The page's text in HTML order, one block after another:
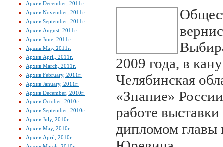
Архив December, 2011г.
Архив November, 2011г.
Архив September, 2011г.
Архив August, 2011г.
Архив June, 2011г.
Архив May, 2011г.
Архив April, 2011г.
Архив March, 2011г.
Архив February, 2011г.
Архив January, 2011г.
Архив December, 2010г.
Архив October, 2010г.
Архив September, 2010г.
Архив July, 2010г.
Архив May, 2010г.
Архив April, 2010г.
2009 года, в
Челябинская
«Знание»
работе
дипломом главы